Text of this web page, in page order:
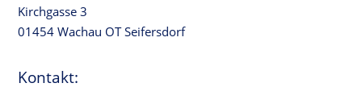
Kirchgasse 3
01454 Wachau OT Seifersdorf
Kontakt: